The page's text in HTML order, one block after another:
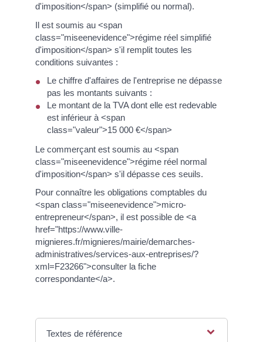
d'imposition</span> (simplifié ou normal).
Il est soumis au <span
class="miseenevidence">régime réel simplifié
d'imposition</span> s'il remplit toutes les
conditions suivantes :
Le chiffre d'affaires de l'entreprise ne dépasse
pas les montants suivants :
Le montant de la TVA dont elle est redevable
est inférieur à <span
class="valeur">15 000 €</span>
Le commerçant est soumis au <span
class="miseenevidence">régime réel normal
d'imposition</span> s'il dépasse ces seuils.
Pour connaître les obligations comptables du
<span class="miseenevidence">micro-
entrepreneur</span>, il est possible de <a
href="https://www.ville-
mignieres.fr/mignieres/mairie/demarches-
administratives/services-aux-entreprises/?
xml=F23266">consulter la fiche
correspondante</a>.
Textes de référence